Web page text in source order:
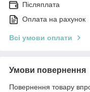
Післяплата
Оплата на рахунок
Всі умови оплати
Умови повернення
Повернення товару